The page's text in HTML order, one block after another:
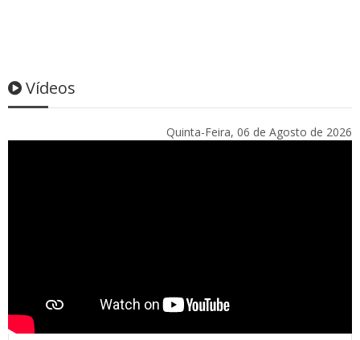
Vídeos
Quinta-Feira, 06 de Agosto de 2026